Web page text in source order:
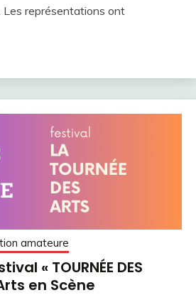
Les représentations ont
amateure
« TOURNÉE DES
en Scène